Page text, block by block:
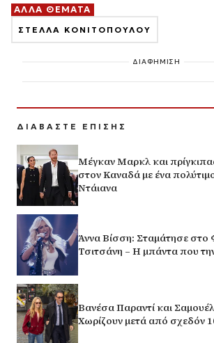
ΑΛΛΑ ΘΕΜΑΤΑ
ΣΤΕΛΛΑ ΚΟΝΙΤΟΠΟΥΛΟΥ
ΔΙΑΦΗΜΙΣΗ
ΔΙΑΒΑΣΤΕ ΕΠΙΣΗΣ
Μέγκαν Μαρκλ και
στον Καναδά με ένα
Ντάιανα
Άννα Βίσση: Σταμάτησε στο
Τσιτσάνη – Η μπάντα που
Βανέσα Παραντί και
Χωρίζουν μετά από σχεδόν